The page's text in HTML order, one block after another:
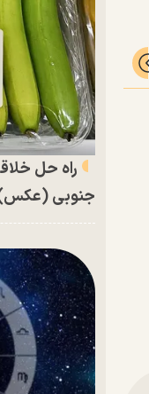
راه حل
جنوبی